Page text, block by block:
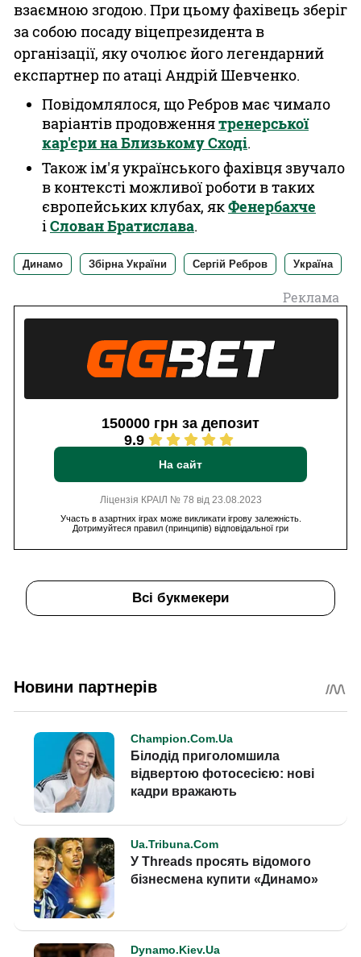
взаємною згодою. При цьому фахівець зберіг
за собою посаду віцепрезидента в
організації, яку очолює його легендарний
експартнер по атаці Андрій Шевченко.
Повідомлялося, що Ребров має чимало
варіантів продовженнятренерської
кар'єри на Близькому Сході.
Також ім'я українського фахівця звучало
в контексті можливої роботи в таких
європейських клубах, якФенербахче
і Слован Братислава.
Динамо Збірна України Сергій Ребров Україна
Реклама
150000 грн за депозит
9.9
На сайт
Ліцензія КРАІЛ № 78 від 23.08.2023
Участь в азартних іграх може викликати ігрову залежність.
Дотримуйтеся правил (принципів) відповідальної гри
Всі букмекери